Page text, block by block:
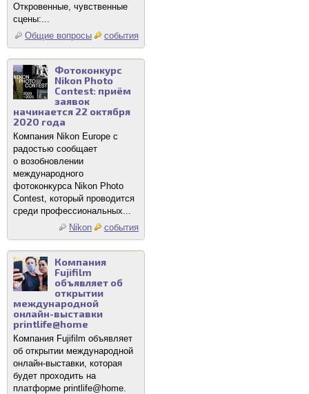
Откровенные, чувственные
сцены:...
Общие вопросы
события
Фотоконкурс
Nikon Photo
Contest: приём
заявок
начинается 22 октября
2020 года
Компания Nikon Europe с
радостью сообщает
о возобновлении
международного
фотоконкурса Nikon Photo
Contest, который проводится
среди профессиональных...
Nikon
события
Компания
Fujifilm
объявляет об
открытии
международной
онлайн-выставки
printlife@home
Компания Fujifilm объявляет
об открытии международной
онлайн-выставки, которая
будет проходить на
платформе printlife@home.